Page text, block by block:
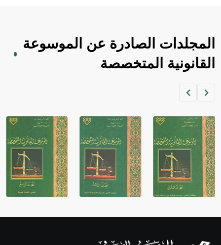
المجلدات الصادرة عن الموسوعة
القانونية المتخصصة